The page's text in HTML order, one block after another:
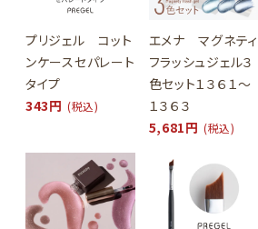
プリジェル コット
ンケースセパレート
タイプ
343円 (税込)
エメナ マグネティ
フラッシュジェル３
色セット１３６１～
１３６３
5,681円 (税込)